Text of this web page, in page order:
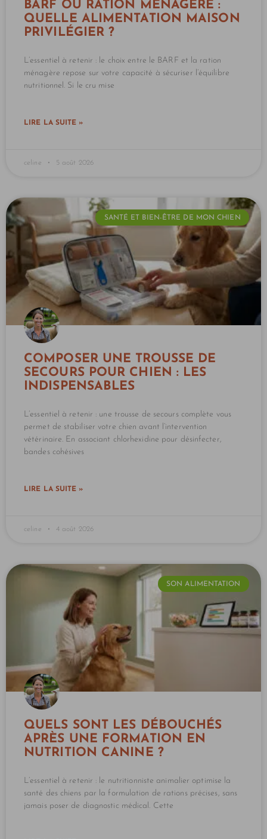
BARF OU RATION MÉNAGÈRE :
QUELLE ALIMENTATION MAISON
PRIVILÉGIER ?
L’essentiel à retenir : le choix entre le BARF et la ration
ménagère repose sur votre capacité à sécuriser l’équilibre
nutritionnel. Si le cru mise
LIRE LA SUITE »
celine 5 août 2026
SANTÉ ET BIEN-ÊTRE DE MON CHIEN
COMPOSER UNE TROUSSE DE
SECOURS POUR CHIEN : LES
INDISPENSABLES
L’essentiel à retenir : une trousse de secours complète vous
permet de stabiliser votre chien avant l’intervention
vétérinaire. En associant chlorhexidine pour désinfecter,
bandes cohésives
LIRE LA SUITE »
celine 4 août 2026
SON ALIMENTATION
QUELS SONT LES DÉBOUCHÉS
APRÈS UNE FORMATION EN
NUTRITION CANINE ?
L’essentiel à retenir : le nutritionniste animalier optimise la
santé des chiens par la formulation de rations précises, sans
jamais poser de diagnostic médical. Cette